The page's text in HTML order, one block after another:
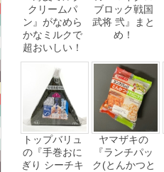
クリームパ
ン』がなめら
かなミルクで
超おいしい！
ブロック戦国
武将 弐』まと
め！
トップバリュ
の『手巻おに
ぎり シーチキ
ヤマザキの
『ランチパッ
ク(とんかつと